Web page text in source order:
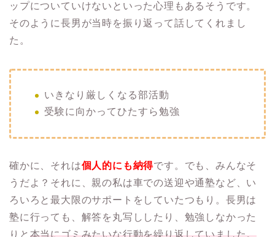
ップについていけないといった心理もあるそうです。
そのように長男が当時を振り返って話してくれまし
た。
いきなり厳しくなる部活動
受験に向かってひたすら勉強
確かに、それは個人的にも納得です。でも、みんなそ
うだよ？それに、親の私は車での送迎や通塾など、い
ろいろと最大限のサポートをしていたつもり。長男は
塾に行っても、解答を丸写ししたり、勉強しなかった
りと 本当にゴミみたいな行動を繰り返していました。